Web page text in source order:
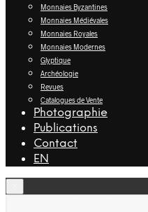
Monnaies Byzantines
Monnaies Médiévales
Monnaies Royales
Monnaies Modernes
Glyptique
Archéologie
Revues
Catalogues de Vente
Photographie
Publications
Contact
EN